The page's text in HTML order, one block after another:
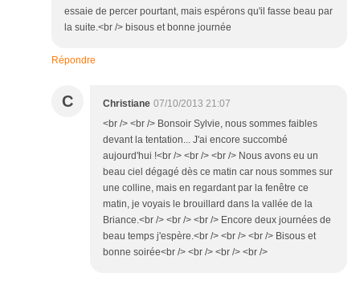
essaie de percer pourtant, mais espérons qu'il fasse beau par
la suite.<br /> bisous et bonne journée
Répondre
C Christiane 07/10/2013 21:07
<br /> <br /> Bonsoir Sylvie, nous sommes faibles
devant la tentation... J'ai encore succombé
aujourd'hui !<br /> <br /> <br /> Nous avons eu un
beau ciel dégagé dès ce matin car nous sommes sur
une colline, mais en regardant par la fenêtre ce
matin, je voyais le brouillard dans la vallée de la
Briance.<br /> <br /> <br /> Encore deux journées de
beau temps j'espère.<br /> <br /> <br /> Bisous et
bonne soirée<br /> <br /> <br /> <br />